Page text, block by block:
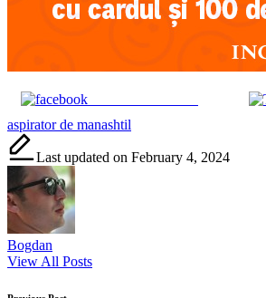
Tags:
aspirator de manashtil
Last updated on February 4, 2024
Bogdan
View All Posts